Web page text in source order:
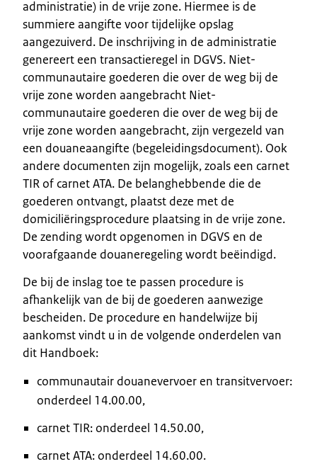
administratie) in de vrije zone. Hiermee is de
summiere aangifte voor tijdelijke opslag
aangezuiverd. De inschrijving in de administratie
genereert een transactieregel in DGVS. Niet-
communautaire goederen die over de weg bij de
vrije zone worden aangebracht Niet-
communautaire goederen die over de weg bij de
vrije zone worden aangebracht, zijn vergezeld van
een douaneaangifte (begeleidingsdocument). Ook
andere documenten zijn mogelijk, zoals een carnet
TIR of carnet ATA. De belanghebbende die de
goederen ontvangt, plaatst deze met de
domiciliëringsprocedure plaatsing in de vrije zone.
De zending wordt opgenomen in DGVS en de
voorafgaande douaneregeling wordt beëindigd.
De bij de inslag toe te passen procedure is
afhankelijk van de bij de goederen aanwezige
bescheiden. De procedure en handelwijze bij
aankomst vindt u in de volgende onderdelen van
dit Handboek:
communautair douanevervoer en transitvervoer:
onderdeel 14.00.00,
carnet TIR: onderdeel 14.50.00,
carnet ATA: onderdeel 14.60.00.